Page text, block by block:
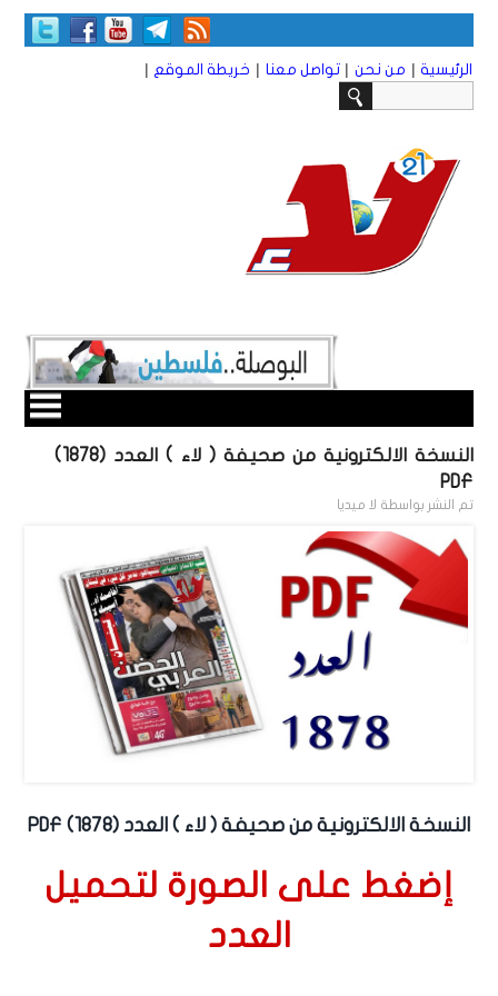
الرئيسية | من نحن | تواصل معنا | خريطة الموقع |
النسخة الالكترونية من صحيفة ( لاء ) العدد (1878)
PDF
تم النشر بواسطة لا ميديا
النسخة الالكترونية من صحيفة ( لاء ) العدد (1878) PDF
إضغط على الصورة لتحميل
العدد